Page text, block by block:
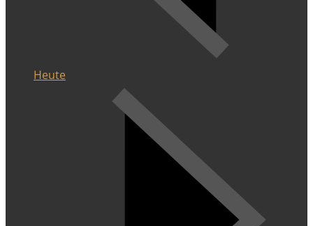
Heute